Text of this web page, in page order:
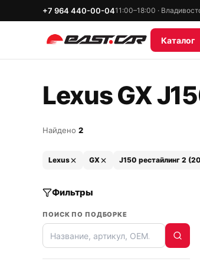
+7 964 440-00-0411:00–18:00 ·
Каталог
Lexus GX
Найдено 2
Lexus GX J150 рестайлинг 2
Фильтры
ПОИСК ПО ПОДБОРКЕ